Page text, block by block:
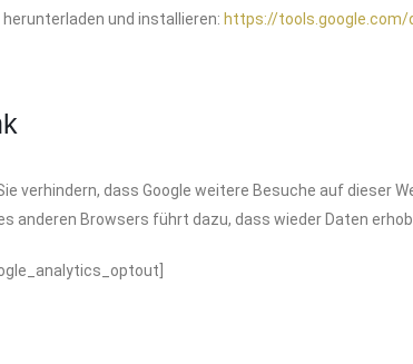
und installieren: https://tools.google.com/
verhindern, dass Google weitere Besuche auf dieser
anderen Browsers führt dazu, dass wieder Daten